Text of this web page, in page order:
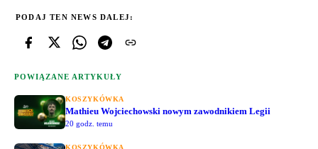
PODAJ TEN NEWS DALEJ:
POWIĄZANE ARTYKUŁY
KOSZYKÓWKA
Mathieu Wojciechowski nowym zawodnikiem Legii
20 godz. temu
KOSZYKÓWKA